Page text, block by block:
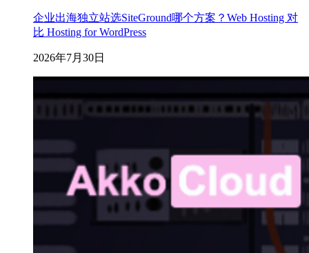
企业出海独立站选SiteGround哪个方案？Web Hosting 对
比 Hosting for WordPress
2026年7月30日